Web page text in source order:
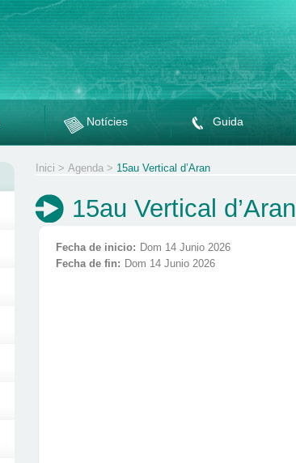
Notícies Guida
Inici > Agenda > 15au Vertical d’Aran
15au Vertical d’Aran
Fecha de inicio: Dom 14 Junio 2026
Fecha de fin: Dom 14 Junio 2026